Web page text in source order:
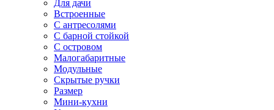
Для дачи
Встроенные
С антресолями
С барной стойкой
С островом
Малогабаритные
Модульные
Скрытые ручки
Размер
Мини-кухни